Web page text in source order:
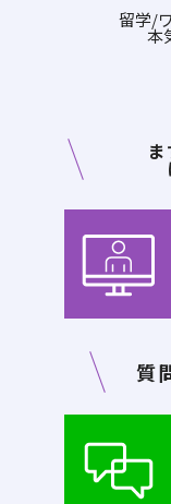
留学/
本
質